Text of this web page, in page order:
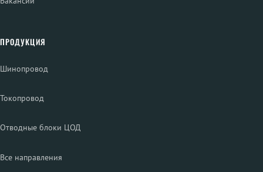
ПРОДУКЦИЯ
Шинопровод
Токопровод
Отводные блоки ЦОД
Все направления